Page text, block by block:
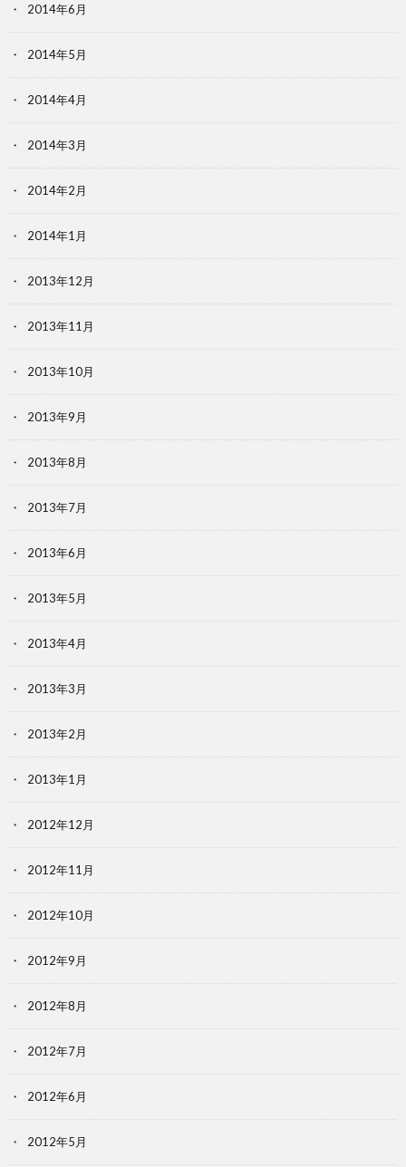
2014年6月
2014年5月
2014年4月
2014年3月
2014年2月
2014年1月
2013年12月
2013年11月
2013年10月
2013年9月
2013年8月
2013年7月
2013年6月
2013年5月
2013年4月
2013年3月
2013年2月
2013年1月
2012年12月
2012年11月
2012年10月
2012年9月
2012年8月
2012年7月
2012年6月
2012年5月